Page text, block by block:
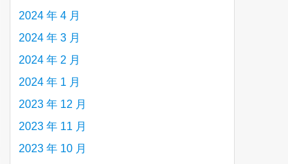
2024 年 4 月
2024 年 3 月
2024 年 2 月
2024 年 1 月
2023 年 12 月
2023 年 11 月
2023 年 10 月